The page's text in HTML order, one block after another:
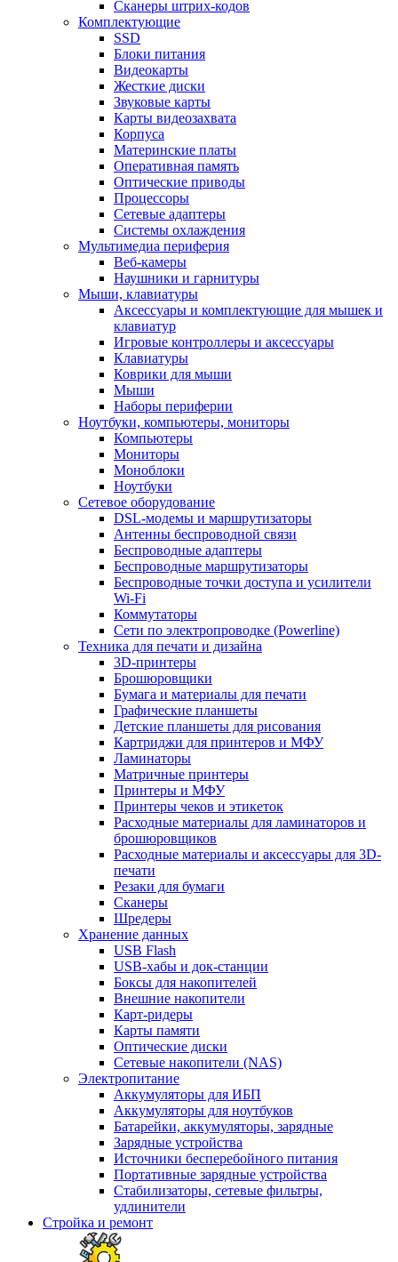
Сканеры штрих-кодов
Комплектующие
SSD
Блоки питания
Видеокарты
Жесткие диски
Звуковые карты
Карты видеозахвата
Корпуса
Материнские платы
Оперативная память
Оптические приводы
Процессоры
Сетевые адаптеры
Системы охлаждения
Мультимедиа периферия
Веб-камеры
Наушники и гарнитуры
Мыши, клавиатуры
Аксессуары и комплектующие для мышек и
клавиатур
Игровые контроллеры и аксессуары
Клавиатуры
Коврики для мыши
Мыши
Наборы периферии
Ноутбуки, компьютеры, мониторы
Компьютеры
Мониторы
Моноблоки
Ноутбуки
Сетевое оборудование
DSL-модемы и маршрутизаторы
Антенны беспроводной связи
Беспроводные адаптеры
Беспроводные маршрутизаторы
Беспроводные точки доступа и усилители
Wi-Fi
Коммутаторы
Сети по электропроводке (Powerline)
Техника для печати и дизайна
3D-принтеры
Брошюровщики
Бумага и материалы для печати
Графические планшеты
Детские планшеты для рисования
Картриджи для принтеров и МФУ
Ламинаторы
Матричные принтеры
Принтеры и МФУ
Принтеры чеков и этикеток
Расходные материалы для ламинаторов и
брошюровщиков
Расходные материалы и аксессуары для 3D-
печати
Резаки для бумаги
Сканеры
Шредеры
Хранение данных
USB Flash
USB-хабы и док-станции
Боксы для накопителей
Внешние накопители
Карт-ридеры
Карты памяти
Оптические диски
Сетевые накопители (NAS)
Электропитание
Аккумуляторы для ИБП
Аккумуляторы для ноутбуков
Батарейки, аккумуляторы, зарядные
Зарядные устройства
Источники бесперебойного питания
Портативные зарядные устройства
Стабилизаторы, сетевые фильтры,
удлинители
Стройка и ремонт